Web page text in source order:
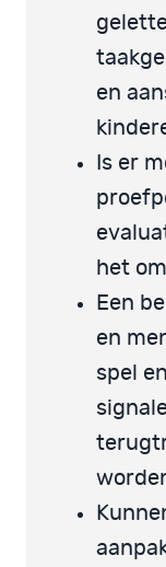
en
Is er
het
Een
en
spel